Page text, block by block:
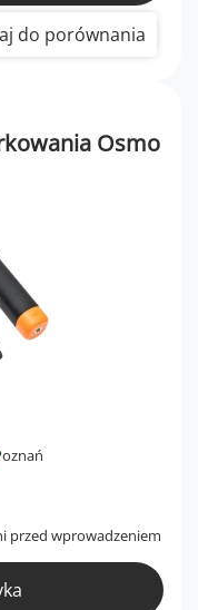
do porównania
Osmo
przed wprowadzeniem